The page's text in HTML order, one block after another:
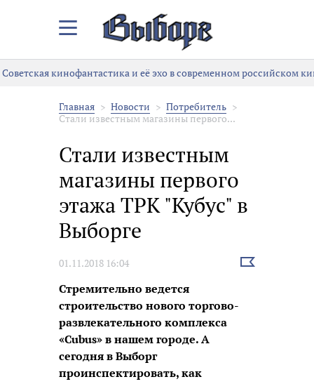
Закрыть/
меню
Советская кинофантастика и её эхо в современном российском
Главная Новости
Потребитель
Стали известным магазины первого...
Стали известным
магазины первого
этажа ТРК "Кубус" в
Выборге
01.11.2018 16:04
Выбрать
Стремительно ведется
строительство нового торгово-
развлекательного комплекса
«Cubus» в нашем городе. А
сегодня в Выборг
проинспектировать, как